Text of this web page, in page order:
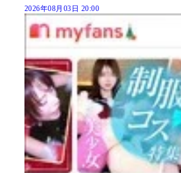
2026年08月03日 20:00